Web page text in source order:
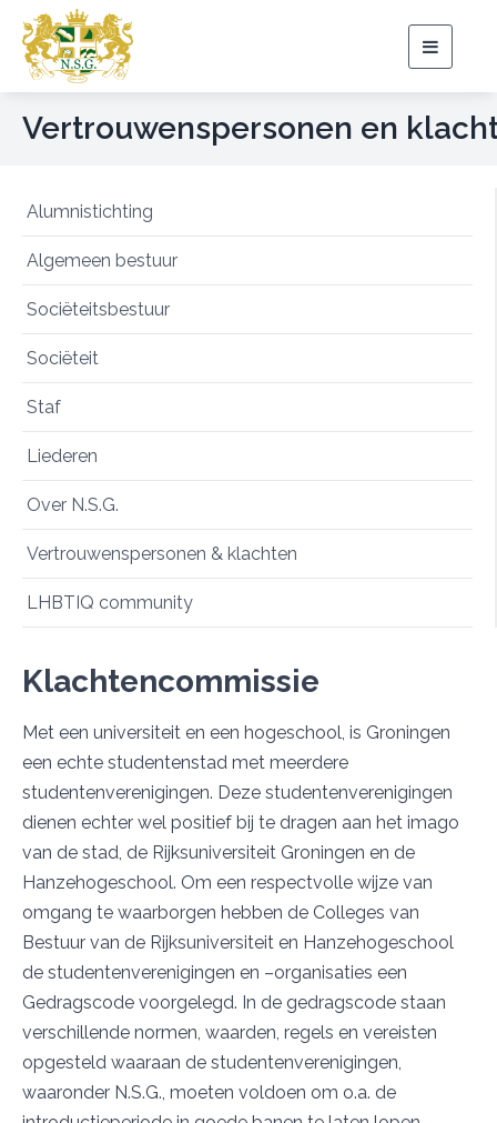
Toggle
Vertrouwenspersonen en
Alumnistichting
Algemeen bestuur
Sociëteitsbestuur
Sociëteit
Staf
Liederen
Over N.S.G.
Vertrouwenspersonen & klachten
LHBTIQ community
Klachtencommissie
Met een universiteit en een hogeschool, is Groningen
een echte studentenstad met meerdere
studentenverenigingen. Deze studentenverenigingen
dienen echter wel positief bij te dragen aan het imago
van de stad, de Rijksuniversiteit Groningen en de
Hanzehogeschool. Om een respectvolle wijze van
omgang te waarborgen hebben de Colleges van
Bestuur van de Rijksuniversiteit en Hanzehogeschool
de studentenverenigingen en –organisaties een
Gedragscode voorgelegd. In de gedragscode staan
verschillende normen, waarden, regels en vereisten
opgesteld waaraan de studentenverenigingen,
waaronder N.S.G., moeten voldoen om o.a. de